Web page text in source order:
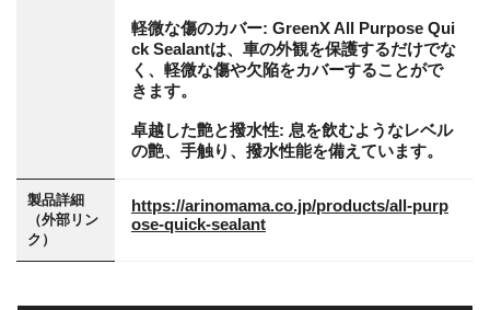
軽微な傷のカバー: GreenX All Purpose Qui
ck Sealantは、車の外観を保護するだけでな
く、軽微な傷や欠陥をカバーすることがで
きます。
卓越した艶と撥水性: 息を飲むようなレベル
の艶、手触り、撥水性能を備えています。
製品詳細
（外部リン
ク）
https://arinomama.co.jp/products/all-purp
ose-quick-sealant